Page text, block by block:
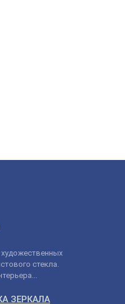
стекла.
ЗЕРКАЛА